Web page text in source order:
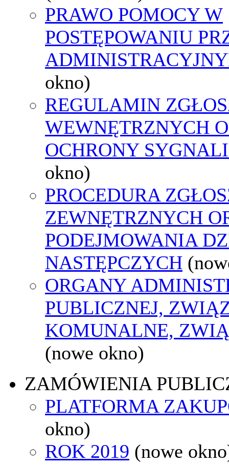
PRAWO POMOCY W
POSTĘPOWANIU
okno)
REGULAMIN
WEWNĘTRZNYCH
OCHRONY
okno)
PROCEDURA
ZEWNĘTRZNYCH
PODEJMOWANIA
NASTĘPCZYCH
ORGANY
PUBLICZNEJ,
KOMUNALNE,
(nowe okno)
ZAMÓWIENIA
PLATFORMA
okno)
ROK 2019 (nowe